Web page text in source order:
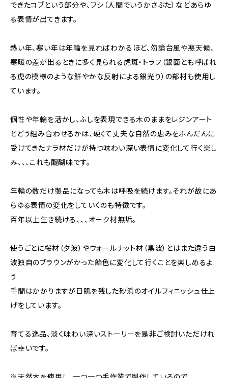
できたコブという部分や、フシ（人間でいうかさぶた）などあらゆ
る表情が出てきます。
熱い年、寒い年は年輪を見ればわかるほど、勿論台風や悪天候、
寒暖の差が出るときに多く見られる虎斑・トラフ（銀面とも呼ばれ
る虎の模様のような鮮やかな反射による銀光り）の部材も使用し
ています。
個性や年輪を活かし、ふしを表現できる木のままをレジンアート
とどう組み合わせるかは、硬くて丈夫な自然の恵みをふんだんに
受けてきたナラ材だけが持つ味わい深い表情に変化して行く楽し
み、、、これも醍醐味です。
年輪の数だけ製品になっても木は呼吸を続けます。それが故にあ
らゆる表情の変化をしていくのも特徴です。
百年以上生き続ける、、、オーク材無垢。
使うごとに桜材（夕波）やウォールナット材（黒波）とはまた違う白
波独自のブラウンがかった飴色に変化して行くことを楽しめるよ
う
手間はかかりますが日肌を残した砂浜のオイルフィニッシュ仕上
げをしています。
育てる逸品、淡く味わい深いストーリーを是非ご検討いただけれ
ば幸いです。